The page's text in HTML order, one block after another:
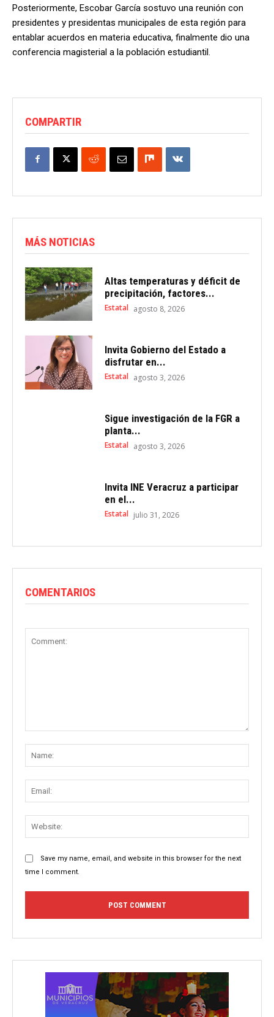
Posteriormente, Escobar García sostuvo una reunión con
presidentes y presidentas municipales de esta región para
entablar acuerdos en materia educativa, finalmente dio una
conferencia magisterial a la población estudiantil.
COMPARTIR
MÁS NOTICIAS
Altas temperaturas y déficit de
precipitación, factores...
Estatal agosto 8, 2026
Invita Gobierno del Estado a
disfrutar en...
Estatal agosto 3, 2026
Sigue investigación de la FGR a
planta...
Estatal agosto 3, 2026
Invita INE Veracruz a participar
en el...
Estatal julio 31, 2026
COMENTARIOS
Save my name, email, and website in this browser for the next
time I comment.